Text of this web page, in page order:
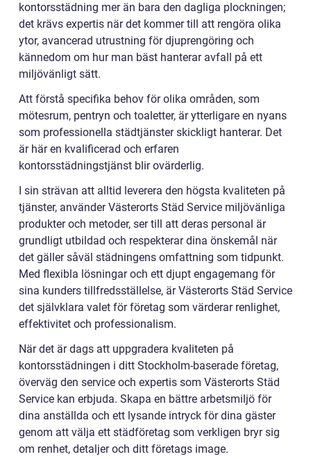
kontorsstädning mer än bara den dagliga plockningen;
det krävs expertis när det kommer till att rengöra olika
ytor, avancerad utrustning för djuprengöring och
kännedom om hur man bäst hanterar avfall på ett
miljövänligt sätt.
Att förstå specifika behov för olika områden, som
mötesrum, pentryn och toaletter, är ytterligare en nyans
som professionella städtjänster skickligt hanterar. Det
är här en kvalificerad och erfaren
kontorsstädningstjänst blir ovärderlig.
I sin strävan att alltid leverera den högsta kvaliteten på
tjänster, använder Västerorts Städ Service miljövänliga
produkter och metoder, ser till att deras personal är
grundligt utbildad och respekterar dina önskemål när
det gäller såväl städningens omfattning som tidpunkt.
Med flexibla lösningar och ett djupt engagemang för
sina kunders tillfredsställelse, är Västerorts Städ Service
det självklara valet för företag som värderar renlighet,
effektivitet och professionalism.
När det är dags att uppgradera kvaliteten på
kontorsstädningen i ditt Stockholm-baserade företag,
överväg den service och expertis som Västerorts Städ
Service kan erbjuda. Skapa en bättre arbetsmiljö för
dina anställda och ett lysande intryck för dina gäster
genom att välja ett städföretag som verkligen bryr sig
om renhet, detaljer och ditt företags image.